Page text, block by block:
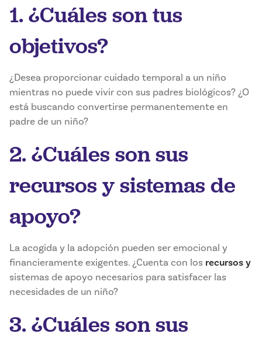
1. ¿Cuáles son tus
objetivos?
¿Desea proporcionar cuidado temporal a un niño
mientras no puede vivir con sus padres biológicos? ¿O
está buscando convertirse permanentemente en
padre de un niño?
2. ¿Cuáles son sus
recursos y sistemas de
apoyo?
La acogida y la adopción pueden ser emocional y
financieramente exigentes. ¿Cuenta con los recursos y
sistemas de apoyo necesarios para satisfacer las
necesidades de un niño?
3. ¿Cuáles son sus